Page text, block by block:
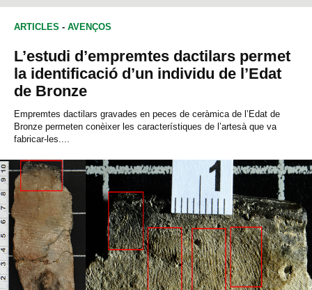
ARTICLES - AVENÇOS
L’estudi d’empremtes dactilars permet
la identificació d’un individu de l’Edat
de Bronze
Empremtes dactilars gravades en peces de ceràmica de l’Edat de
Bronze permeten conèixer les característiques de l’artesà que va
fabricar-les....